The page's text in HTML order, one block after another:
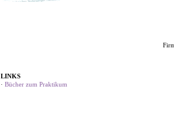
LINKS
· Bücher zum Praktikum